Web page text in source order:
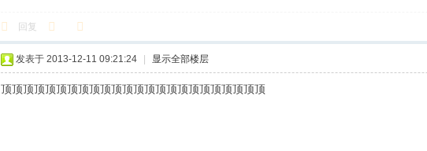
回复
发表于 2013-12-11 09:21:24 显示全部楼层
顶顶顶顶顶顶顶顶顶顶顶顶顶顶顶顶顶顶顶顶顶顶顶顶